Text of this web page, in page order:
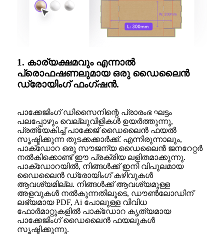
1. കാര്യക്ഷമവും എന്നാൽ
പ്രൊഫഷണലുമായ ഒരു ഡൈലൈൻ
ഡ്രോയിംഗ് ഫംഗ്ഷൻ.
പാക്കേജിംഗ് ഡിസൈനിന്റെ പ്രാരംഭ ഘട്ടം
പലപ്പോഴും വെല്ലുവിളികൾ ഉയർത്തുന്നു,
പ്രത്യേകിച്ച് പാക്കേജ് ഡൈലൈൻ ഫയൽ
സൃഷ്ടിക്കുന്ന തുടക്കക്കാർക്ക്. എന്നിരുന്നാലും,
പാക്ഡോറ ഒരു സൗജന്യ ഡൈലൈൻ ജനറേറ്റർ
നൽകിക്കൊണ്ട് ഈ പ്രക്രിയ ലളിതമാക്കുന്നു.
പാക്ഡോറയിൽ, നിങ്ങൾക്ക് ഇനി വിപുലമായ
ഡൈലൈൻ ഡ്രോയിംഗ് കഴിവുകൾ
ആവശ്യമില്ല. നിങ്ങൾക്ക് ആവശ്യമുള്ള
അളവുകൾ നൽകുന്നതിലൂടെ, ഡൗൺലോഡിന്
ലഭ്യമായ PDF, Ai പോലുള്ള വിവിധ
ഫോർമാറ്റുകളിൽ പാക്ഡോറ കൃത്യമായ
പാക്കേജിംഗ് ഡൈലൈൻ ഫയലുകൾ
സൃഷ്ടിക്കുന്നു.